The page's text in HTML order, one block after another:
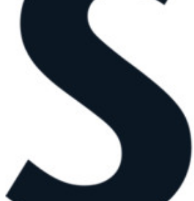
Passwordless.dev et Passkeys
Déverrouillez les fonctions de la clé
encore en quelques lignes de code.
Documentation du Développeur
Explorer davantage
Nouveau
Access Intelligence
Authentificateur Bitwarden